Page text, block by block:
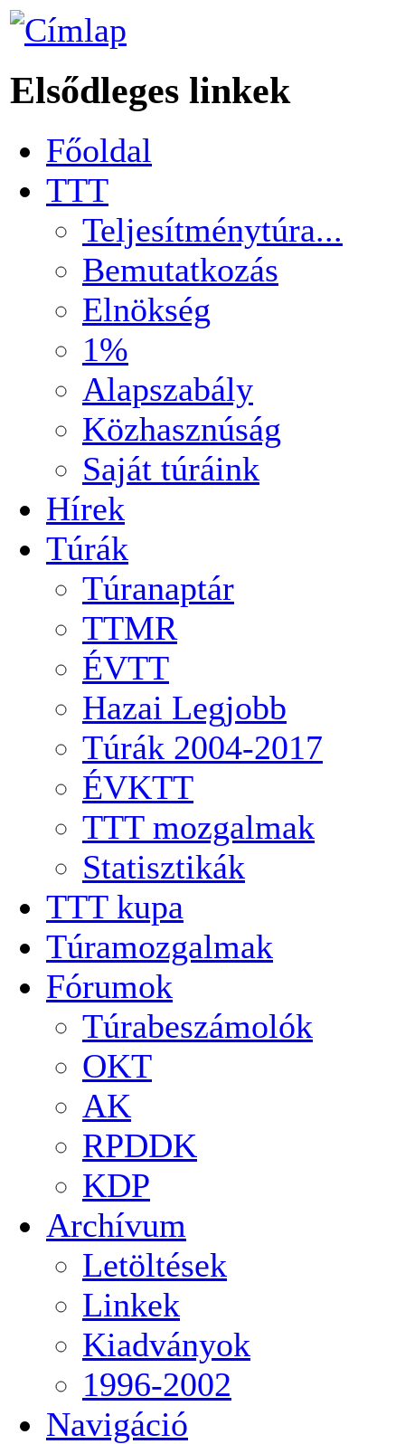
Elsődleges linkek
Főoldal
TTT
Teljesítménytúra...
Bemutatkozás
Elnökség
1%
Alapszabály
Közhasznúság
Saját túráink
Hírek
Túrák
Túranaptár
TTMR
ÉVTT
Hazai Legjobb
Túrák 2004-2017
ÉVKTT
TTT mozgalmak
Statisztikák
TTT kupa
Túramozgalmak
Fórumok
Túrabeszámolók
OKT
AK
RPDDK
KDP
Archívum
Letöltések
Linkek
Kiadványok
1996-2002
Navigáció